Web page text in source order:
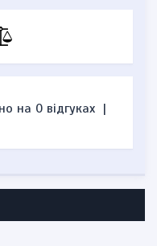
на 0 відгуках |